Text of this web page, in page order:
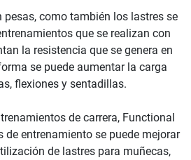
como también los lastres se
que se realizan con
la resistencia que se genera en
se puede aumentar la carga
flexiones y sentadillas.
de carrera, Functional
entrenamiento se puede mejorar
de lastres para muñecas,